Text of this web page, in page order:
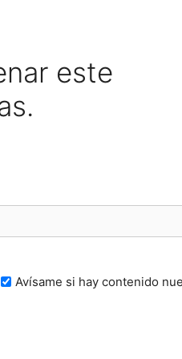
este
Avísame
Avísame si hay contenido